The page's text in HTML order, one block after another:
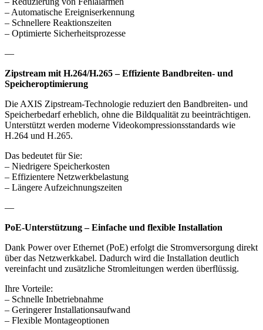
– Automatische Ereigniserkennung
– Schnellere Reaktionszeiten
– Optimierte Sicherheitsprozesse
—
Zipstream mit H.264/H.265 – Effiziente Bandbreiten- und
Speicheroptimierung
Die AXIS Zipstream-Technologie reduziert den Bandbreiten- und
Speicherbedarf erheblich, ohne die Bildqualität zu beeinträchtigen.
Unterstützt werden moderne Videokompressionsstandards wie
H.264 und H.265.
Das bedeutet für Sie:
– Niedrigere Speicherkosten
– Effizientere Netzwerkbelastung
– Längere Aufzeichnungszeiten
—
PoE-Unterstützung – Einfache und flexible Installation
Dank Power over Ethernet (PoE) erfolgt die Stromversorgung direkt
über das Netzwerkkabel. Dadurch wird die Installation deutlich
vereinfacht und zusätzliche Stromleitungen werden überflüssig.
Ihre Vorteile:
– Schnelle Inbetriebnahme
– Geringerer Installationsaufwand
– Flexible Montageoptionen